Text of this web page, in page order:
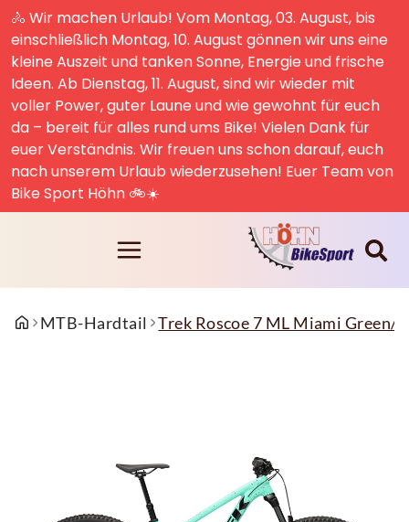
🚴 Wir machen Urlaub! Vom Montag, 03. August, bis
einschließlich Montag, 10. August gönnen wir uns eine
kleine Auszeit und tanken Sonne, Energie und frische
Ideen. Ab Dienstag, 11. August, sind wir wieder mit
voller Power, guter Laune und wie gewohnt für euch
da – bereit für alles rund ums Bike! Vielen Dank für
euer Verständnis. Wir freuen uns schon darauf, euch
nach unserem Urlaub wiederzusehen! Euer Team von
Bike Sport Höhn 🚲☀️
MTB-Hardtail Trek Roscoe 7 ML Miami Green/